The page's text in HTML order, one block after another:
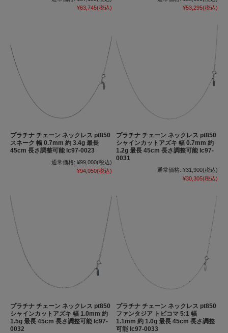
¥63,745(税込)
¥53,295(税込)
プラチナ チェーン ネックレス pt850
スネーク 幅 0.7mm 約 3.4g 最長
45cm 長さ調整可能 lc97-0023
通常価格: ¥99,000(税込)
¥94,050(税込)
プラチナ チェーン ネックレス pt850
シャインカットアズキ 幅 0.7mm 約
1.2g 最長 45cm 長さ調整可能 lc97-
0031
通常価格: ¥31,900(税込)
¥30,305(税込)
プラチナ チェーン ネックレス pt850
シャインカットアズキ 幅 1.0mm 約
1.5g 最長 45cm 長さ調整可能 lc97-
0032
プラチナ チェーン ネックレス pt850
ファンタジア トビコマ 5:1 幅
1.1mm 約 1.0g 最長 45cm 長さ調整
可能 lc97-0033